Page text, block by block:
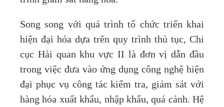
Song song với quá trình tổ chức triển khai
hiện đại hóa dựa trên quy trình thủ tục, Chi
cục Hải quan khu vực II là đơn vị dẫn đầu
trong việc đưa vào ứng dụng công nghệ hiện
đại phục vụ công tác kiểm tra, giám sát với
hàng hóa xuất khẩu, nhập khẩu, quá cảnh. Hệ